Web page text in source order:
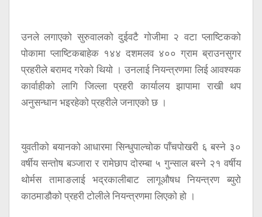
उनले लगाएको सुरुवालको दुईवटै गोजीमा २ वटा प्लाष्टिकको
पोकामा प्लाष्टिकबाहेक १४४ दशमलव ४०० ग्राम ब्राउनसुगर
प्रहरीले बरामद गरेको थियो । उनलाई नियन्त्रणमा लिई आवश्यक
कार्वाहीको लागि जिल्ला प्रहरी कार्यालय झापामा राखी थप
अनुसन्धान भइरहेको प्रहरीले जनाएको छ ।
युवतीको बयानको आधारमा सिन्धुपाल्चोक पाँचपोखरी ६ बस्ने ३०
वर्षीय सन्तोष बञ्जारा र रामेछाप दोरम्बा ५ गुन्साल बस्ने २१ वर्षीय
थोर्मस तामाङलाई भद्रकालीबाट लागूऔषध नियन्त्रण ब्युरो
काठमाडौको प्रहरी टोलीले नियन्त्रणमा लिएको हो ।